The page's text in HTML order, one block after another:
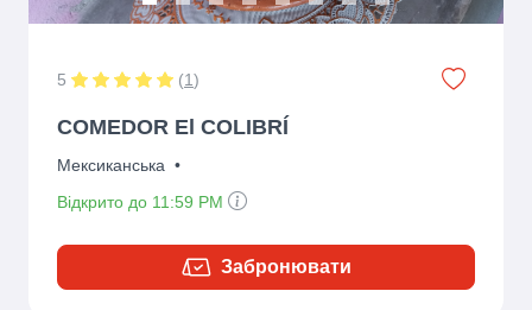
5 (1)
COMEDOR El COLIBRÍ
Мексиканська •
Відкрито до 11:59 PM
Забронювати